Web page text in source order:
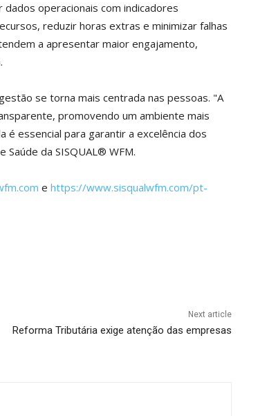
operacionais com indicadores
reduzir horas extras e minimizar falhas
a apresentar maior engajamento,
se torna mais centrada nas pessoas. "A
promovendo um ambiente mais
é essencial para garantir a excelência dos
da SISQUAL® WFM.
e https://www.sisqualwfm.com/pt-
Next article
Reforma Tributária exige atenção das empresas